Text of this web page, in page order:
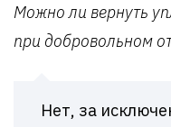
Можно ли вернуть
при добровольном
Нет, за